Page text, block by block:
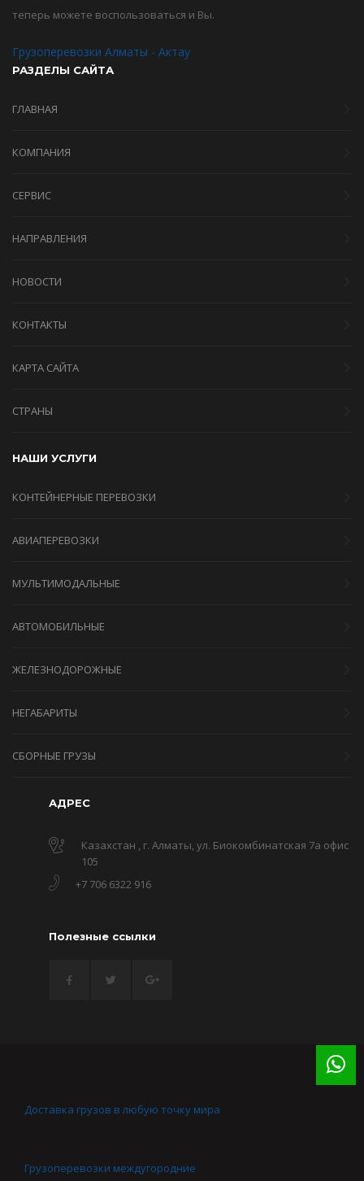
теперь можете воспользоваться и Вы.
Грузоперевозки Алматы - Актау
РАЗДЕЛЫ САЙТА
ГЛАВНАЯ
КОМПАНИЯ
СЕРВИС
НАПРАВЛЕНИЯ
НОВОСТИ
КОНТАКТЫ
КАРТА САЙТА
СТРАНЫ
НАШИ УСЛУГИ
КОНТЕЙНЕРНЫЕ ПЕРЕВОЗКИ
АВИАПЕРЕВОЗКИ
МУЛЬТИМОДАЛЬНЫЕ
АВТОМОБИЛЬНЫЕ
ЖЕЛЕЗНОДОРОЖНЫЕ
НЕГАБАРИТЫ
СБОРНЫЕ ГРУЗЫ
АДРЕС
Казахстан , г. Алматы, ул. Биокомбинатская 7а офис
105
+7 706 6322 916
Полезные ссылки
Доставка грузов в любую точку мира
Грузоперевозки междугородние